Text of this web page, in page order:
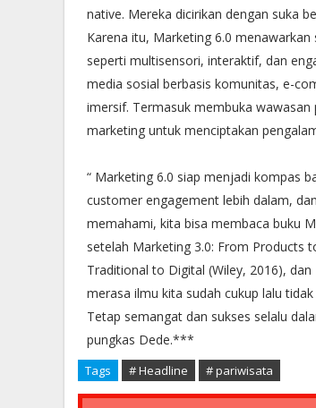
native. Mereka dicirikan dengan suka
Karena itu, Marketing 6.0
seperti multisensori, interaktif, dan
media sosial berbasis komunitas, e-
imersif. Termasuk membuka
marketing untuk menciptakan
“ Marketing 6.0 siap menjadi kompas
customer engagement lebih dalam,
memahami, kita bisa membaca buku
setelah Marketing 3.0: From Products
Traditional to Digital (Wiley, 2016),
merasa ilmu kita sudah cukup lalu
Tetap semangat dan sukses selalu
pungkas Dede.***
Tags # Headline # pariwisata